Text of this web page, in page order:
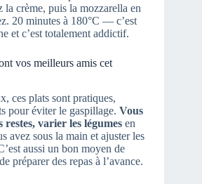
crème, puis la mozzarella en
20 minutes à 180°C — c’est
et c’est totalement addictif.
vos meilleurs amis cet
ces plats sont pratiques,
pour éviter le gaspillage. Vous
varier les légumes en
avez sous la main et ajuster les
aussi un bon moyen de
préparer des repas à l’avance.